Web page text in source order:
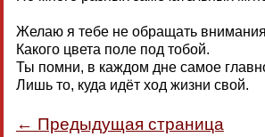
Желаю я тебе не обращать
Какого цвета поле под тобой.
Ты помни, в каждом дне самое
Лишь то, куда идёт ход жизни свой.
← Предыдущая страница